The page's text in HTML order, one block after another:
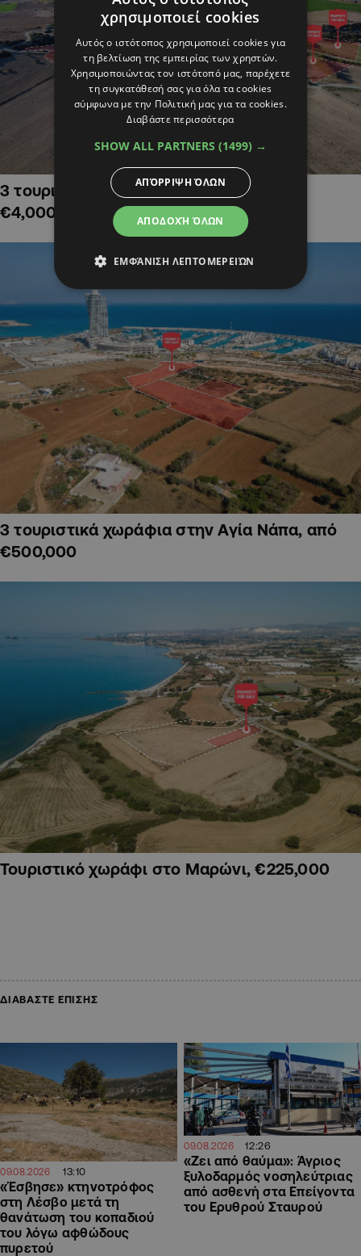
3 τουριστικά χωράφια στην Αλαμινό,
€4,000,000
3 τουριστικά χωράφια στην Αγία Νάπα, από
€500,000
Τουριστικό χωράφι στο Μαρώνι, €225,000
ΔΙΑΒΑΣΤΕ ΕΠΙΣΗΣ
09.08.2026 13:10
«Έσβησε» κτηνοτρόφος
στη Λέσβο μετά τη
θανάτωση του κοπαδιού
του λόγω αφθώδους
πυρετού
09.08.2026 12:26
«Ζει από θαύμα»: Άγριος
ξυλοδαρμός νοσηλεύτριας
από ασθενή στα Επείγοντα
του Ερυθρού Σταυρού
χρησιμοποιεί cookies
Αυτός ο ιστότοπος χρησιμοποιεί cookies για
τη βελτίωση της εμπειρίας των χρηστών.
Χρησιμοποιώντας τον ιστότοπό μας, παρέχετε
τη συγκατάθεσή σας για όλα τα cookies
σύμφωνα με την Πολιτική μας για τα cookies.
Διαβάστε περισσότερα
SHOW ALL PARTNERS (1499) →
ΑΠΟΔΟΧΉ ΌΛΩΝ
ΑΠΌΡΡΙΨΗ ΌΛΩΝ
ΕΜΦΆΝΙΣΗ ΛΕΠΤΟΜΕΡΕΙΏΝ